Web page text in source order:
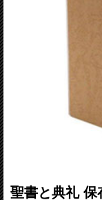
聖書と典礼 保